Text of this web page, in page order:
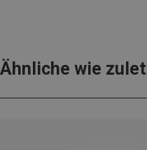
Ähnliche wie